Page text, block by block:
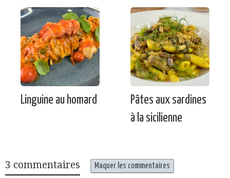
Linguine au homard
Pâtes aux sardines
à la sicilienne
3 commentaires Maquer les commentaires